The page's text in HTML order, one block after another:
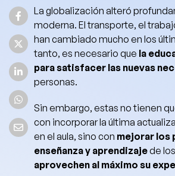
La globalización alteró
moderna. El transporte, el
han cambiado mucho en los
tanto, es necesario que la
para satisfacer las nuevas
personas.
Sin embargo, estas no tienen
con incorporar la última
en el aula, sino con mejorar los
enseñanza y aprendizajede
aprovechen al máximo su